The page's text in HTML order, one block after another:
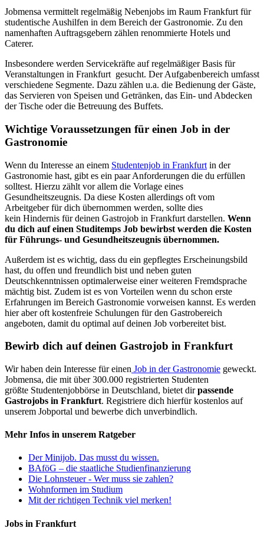
Jobmensa vermittelt regelmäßig Nebenjobs im Raum Frankfurt für
studentische Aushilfen in dem Bereich der Gastronomie. Zu den
namenhaften Auftragsgebern zählen renommierte Hotels und
Caterer.
Insbesondere werden Servicekräfte auf regelmäßiger Basis für
Veranstaltungen in Frankfurt gesucht. Der Aufgabenbereich umfasst
verschiedene Segmente. Dazu zählen u.a. die Bedienung der Gäste,
das Servieren von Speisen und Getränken, das Ein- und Abdecken
der Tische oder die Betreuung des Buffets.
Wichtige Voraussetzungen für einen Job in der
Gastronomie
Wenn du Interesse an einem Studentenjob in Frankfurt in der
Gastronomie hast, gibt es ein paar Anforderungen die du erfüllen
solltest. Hierzu zählt vor allem die Vorlage eines
Gesundheitszeugnis. Da diese Kosten allerdings oft vom
Arbeitgeber für dich übernommen werden, sollte dies
kein Hindernis für deinen Gastrojob in Frankfurt darstellen. Wenn
du dich auf einen Studitemps Job bewirbst werden die Kosten
für Führungs- und Gesundheitszeugnis übernommen.
Außerdem ist es wichtig, dass du ein gepflegtes Erscheinungsbild
hast, du offen und freundlich bist und neben guten
Deutschkenntnissen optimalerweise einer weiteren Fremdsprache
mächtig bist. Zudem ist es von Vorteilen wenn du schon erste
Erfahrungen im Bereich Gastronomie vorweisen kannst. Es werden
hier aber oft kostenfreie Schulungen für den Gastrobereich
angeboten, damit du optimal auf deinen Job vorbereitet bist.
Bewirb dich auf deinen Gastrojob in Frankfurt
Wir haben dein Interesse für einen Job in der Gastronomie geweckt.
Jobmensa, die mit über 300.000 registrierten Studenten
größte Studentenjobbörse in Deutschland, bietet dirpassende
Gastrojobs in Frankfurt. Registriere dich hierfür kostenlos auf
unserem Jobportal und bewerbe dich unverbindlich.
Mehr Infos in unserem Ratgeber
Der Minijob. Das musst du wissen.
BAföG – die staatliche Studienfinanzierung
Die Lohnsteuer - Wer muss sie zahlen?
Wohnformen im Studium
Mit der richtigen Technik viel merken!
Jobs in Frankfurt